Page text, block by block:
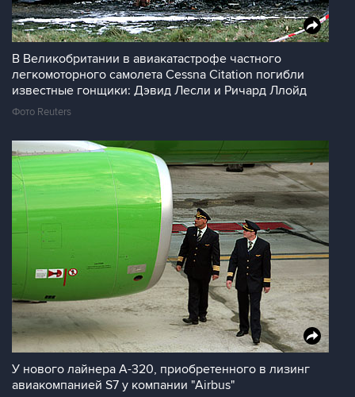
В Великобритании в авиакатастрофе частного
легкомоторного самолета Cessna Citation погибли
известные гонщики: Дэвид Лесли и Ричард Ллойд
Фото Reuters
У нового лайнера A-320, приобретенного в лизинг
авиакомпанией S7 у компании "Airbus"